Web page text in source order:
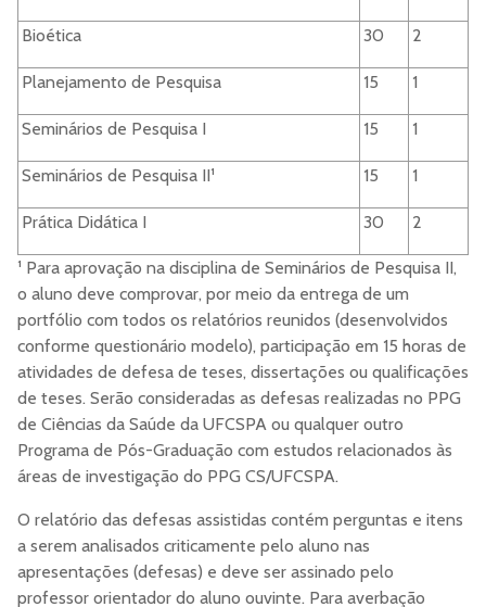
Bioética 30 2
Planejamento de Pesquisa 15 1
Seminários de Pesquisa I 15 1
Seminários de Pesquisa II¹ 15 1
Prática Didática I 30 2
¹ Para aprovação na disciplina de Seminários de Pesquisa II,
o aluno deve comprovar, por meio da entrega de um
portfólio com todos os relatórios reunidos (desenvolvidos
conforme questionário modelo), participação em 15 horas de
atividades de defesa de teses, dissertações ou qualificações
de teses. Serão consideradas as defesas realizadas no PPG
de Ciências da Saúde da UFCSPA ou qualquer outro
Programa de Pós-Graduação com estudos relacionados às
áreas de investigação do PPG CS/UFCSPA.
O relatório das defesas assistidas contém perguntas e itens
a serem analisados criticamente pelo aluno nas
apresentações (defesas) e deve ser assinado pelo
professor orientador do aluno ouvinte. Para averbação